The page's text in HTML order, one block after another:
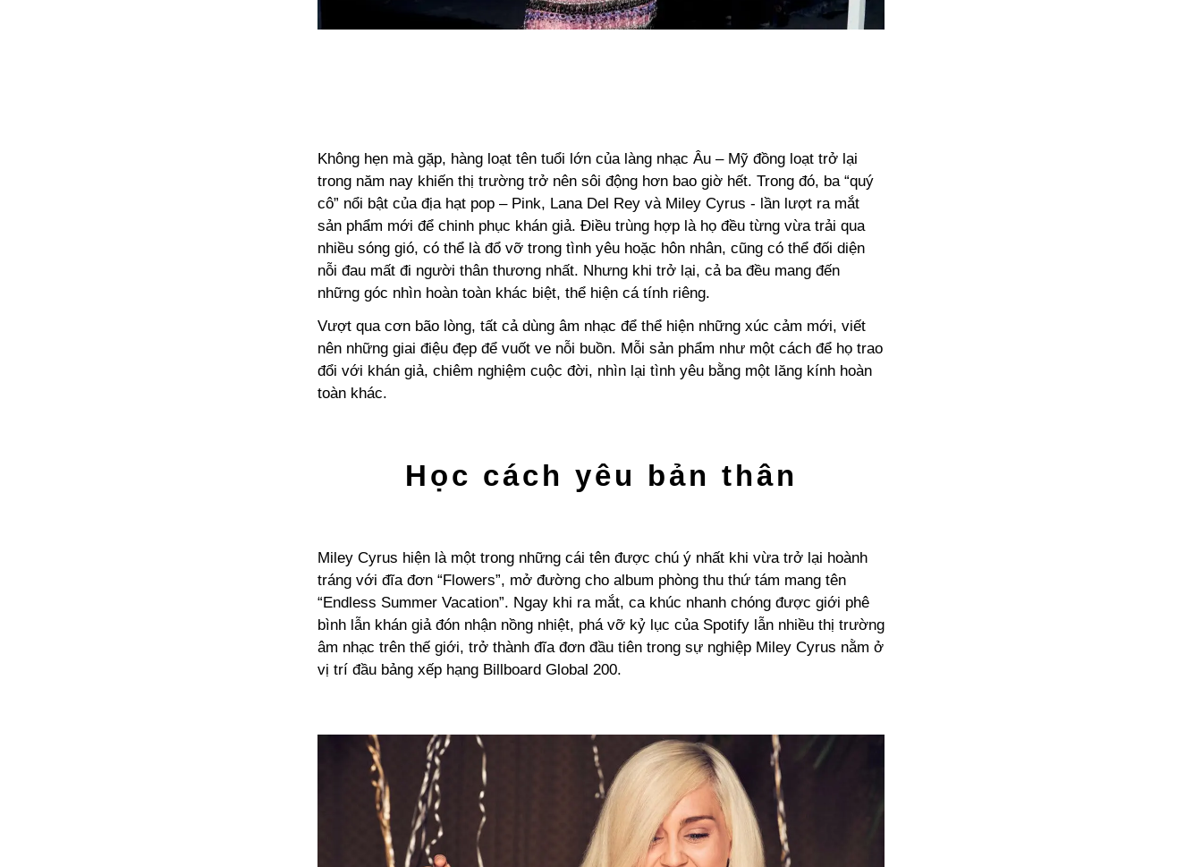
Không hẹn mà gặp, hàng loạt tên tuổi lớn của làng nhạc Âu – Mỹ đồng loạt trở lại
trong năm nay khiến thị trường trở nên sôi động hơn bao giờ hết. Trong đó, ba “quý
cô” nổi bật của địa hạt pop – Pink, Lana Del Rey và Miley Cyrus - lần lượt ra mắt
sản phẩm mới để chinh phục khán giả. Điều trùng hợp là họ đều từng vừa trải qua
nhiều sóng gió, có thể là đổ vỡ trong tình yêu hoặc hôn nhân, cũng có thể đối diện
nỗi đau mất đi người thân thương nhất. Nhưng khi trở lại, cả ba đều mang đến
những góc nhìn hoàn toàn khác biệt, thể hiện cá tính riêng.
Vượt qua cơn bão lòng, tất cả dùng âm nhạc để thể hiện những xúc cảm mới, viết
nên những giai điệu đẹp để vuốt ve nỗi buồn. Mỗi sản phẩm như một cách để họ trao
đổi với khán giả, chiêm nghiệm cuộc đời, nhìn lại tình yêu bằng một lăng kính hoàn
toàn khác.
Học cách yêu bản thân
Miley Cyrus hiện là một trong những cái tên được chú ý nhất khi vừa trở lại hoành
tráng với đĩa đơn “Flowers”, mở đường cho album phòng thu thứ tám mang tên
“Endless Summer Vacation”. Ngay khi ra mắt, ca khúc nhanh chóng được giới phê
bình lẫn khán giả đón nhận nồng nhiệt, phá vỡ kỷ lục của Spotify lẫn nhiều thị trường
âm nhạc trên thế giới, trở thành đĩa đơn đầu tiên trong sự nghiệp Miley Cyrus nằm ở
vị trí đầu bảng xếp hạng Billboard Global 200.